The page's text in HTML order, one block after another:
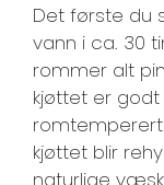
Det første du
vann i ca. 30
rommer alt
kjøttet er
romtemperert
kjøttet blir
naturlige